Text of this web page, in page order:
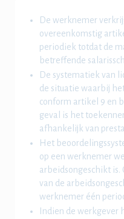
De werknemer
overeenkomstig
periodiek totdat de
betreffende
De systematiek van
de situatie waarbij
conform artikel 9 en
geval is het
afhankelijk van
Het
op een werknemer
arbeidsongeschikt is.
van de
werknemer één
Indien de werkgever